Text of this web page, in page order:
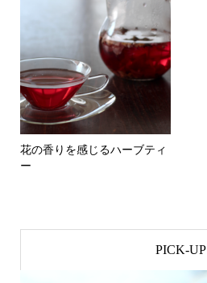
花の香りを感じるハーブティ
ー
PICK-UP